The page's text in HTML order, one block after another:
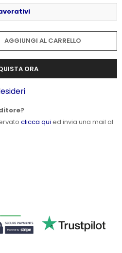
AGGIUNGI AL CARRELLO
ORA
clicca qui ed invia una mail al